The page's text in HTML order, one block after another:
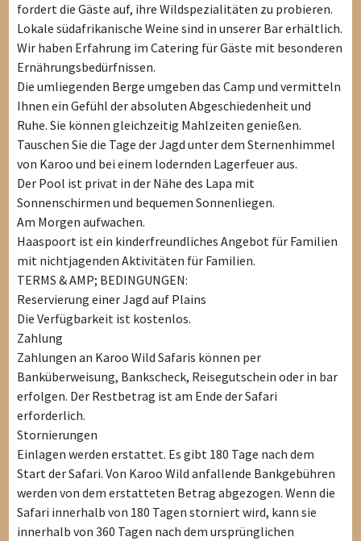
fordert die Gäste auf, ihre Wildspezialitäten zu probieren.
Lokale südafrikanische Weine sind in unserer Bar erhältlich.
Wir haben Erfahrung im Catering für Gäste mit besonderen
Ernährungsbedürfnissen.
Die umliegenden Berge umgeben das Camp und vermitteln
Ihnen ein Gefühl der absoluten Abgeschiedenheit und
Ruhe. Sie können gleichzeitig Mahlzeiten genießen.
Tauschen Sie die Tage der Jagd unter dem Sternenhimmel
von Karoo und bei einem lodernden Lagerfeuer aus.
Der Pool ist privat in der Nähe des Lapa mit
Sonnenschirmen und bequemen Sonnenliegen.
Am Morgen aufwachen.
Haaspoort ist ein kinderfreundliches Angebot für Familien
mit nichtjagenden Aktivitäten für Familien.
TERMS & AMP; BEDINGUNGEN:
Reservierung einer Jagd auf Plains
Die Verfügbarkeit ist kostenlos.
Zahlung
Zahlungen an Karoo Wild Safaris können per
Banküberweisung, Bankscheck, Reisegutschein oder in bar
erfolgen. Der Restbetrag ist am Ende der Safari
erforderlich.
Stornierungen
Einlagen werden erstattet. Es gibt 180 Tage nach dem
Start der Safari. Von Karoo Wild anfallende Bankgebühren
werden von dem erstatteten Betrag abgezogen. Wenn die
Safari innerhalb von 180 Tagen storniert wird, kann sie
innerhalb von 360 Tagen nach dem ursprünglichen